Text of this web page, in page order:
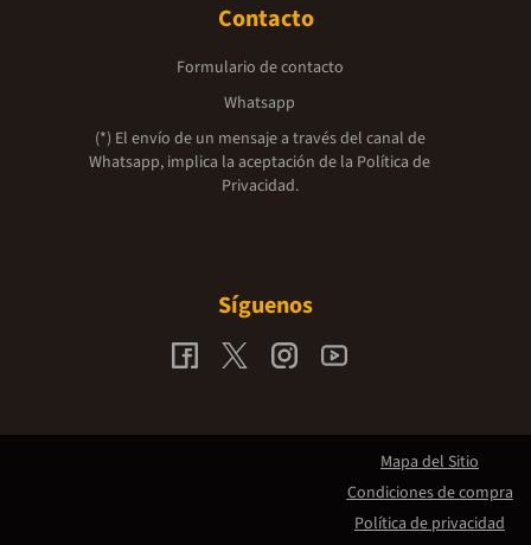
Contacto
Formulario de contacto
Whatsapp
(*) El envío de un mensaje a través del canal de
Whatsapp, implica la aceptación de la Política de
Privacidad.
Síguenos
Mapa del Sitio
Condiciones de compra
Política de privacidad